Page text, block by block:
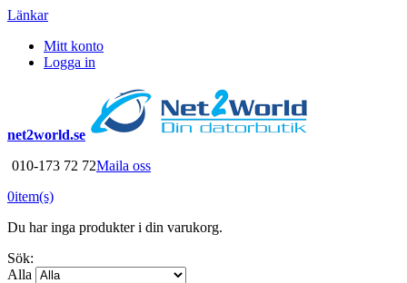
Länkar
Mitt konto
Logga in
net2world.se
010-173 72 72Maila oss
0item(s)
Du har inga produkter i din varukorg.
Sök:
Alla